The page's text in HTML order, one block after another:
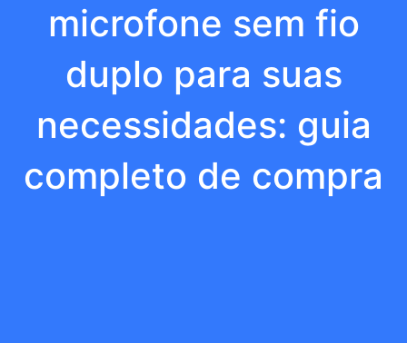
microfone sem fio
duplo para suas
necessidades: guia
completo de compra